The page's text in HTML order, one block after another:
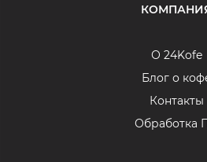
О 24Kofe
Блог о
Контакты
Обработка